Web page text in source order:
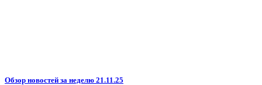
Обзор новостей за неделю 21.11.25